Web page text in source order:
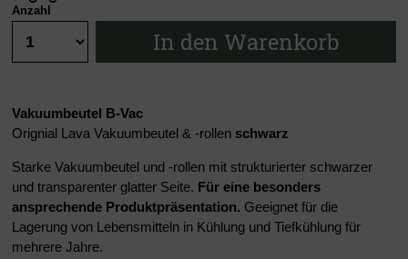
Anzahl
In den Warenkorb
Vakuumbeutel B-Vac
Orignial Lava Vakuumbeutel & -rollen schwarz
Starke Vakuumbeutel und -rollen mit strukturierter schwarzer
und transparenter glatter Seite. Für eine besonders
ansprechende Produktpräsentation. Geeignet für die
Lagerung von Lebensmitteln in Kühlung und Tiefkühlung für
mehrere Jahre.